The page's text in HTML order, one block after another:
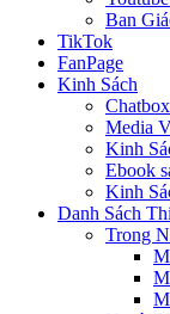
Ban
TikTok
FanPage
Kinh Sách
Media
Kinh
Ebook
Kinh
Danh Sách
Trong